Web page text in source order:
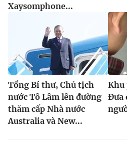
Xaysomphone...
Tổng Bí thư, Chủ tịch
nước Tô Lâm lên đường
thăm cấp Nhà nước
Australia và New...
Khu
Đưa